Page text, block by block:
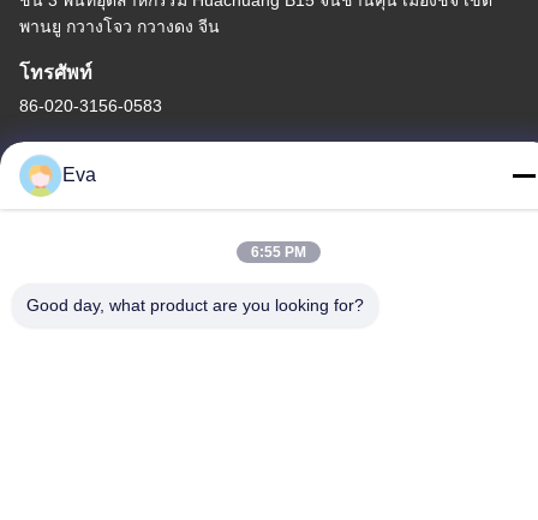
พานยู กวางโจว กวางดง จีน
โทรศัพท์
86-020-3156-0583
นโยบายความเป็นส่วนตัว|แผนผังเว็บไซต์
จีน คุณภาพดี ระบบดูดแบบปิด ผู้จัดจําหน่าย.ลิขสิทธิ์ -2026 MCREAT
Eva
6:55 PM
Good day, what product are you looking for?